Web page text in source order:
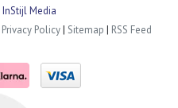
InStijl Media
Privacy Policy| Sitemap | RSS Feed